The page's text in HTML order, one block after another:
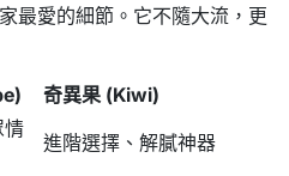
最愛的細節。 它不隨大流， 更
奇異果 (Kiwi)
情
進階選擇、解膩神器